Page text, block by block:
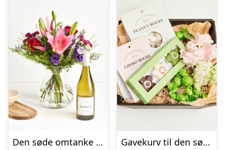
Den søde omtanke med Les Amourettes, Sauvignon Blanc
Gavekurv til den søde tand (Floristens kreative valg uden alkohol)